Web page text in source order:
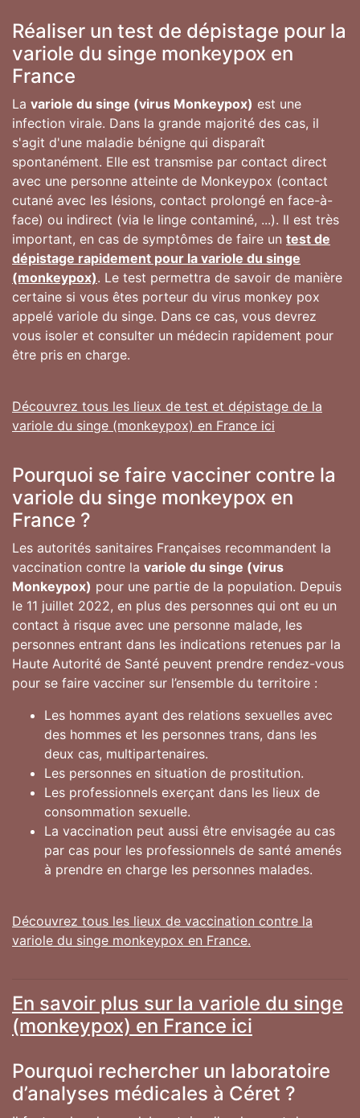
Réaliser un test de dépistage pour la
variole du singe monkeypox en
France
La variole du singe (virus Monkeypox) est une
infection virale. Dans la grande majorité des cas, il
s'agit d'une maladie bénigne qui disparaît
spontanément. Elle est transmise par contact direct
avec une personne atteinte de Monkeypox (contact
cutané avec les lésions, contact prolongé en face-à-
face) ou indirect (via le linge contaminé, ...). Il est très
important, en cas de symptômes de faire un test de
dépistage rapidement pour la variole du singe
(monkeypox). Le test permettra de savoir de manière
certaine si vous êtes porteur du virus monkey pox
appelé variole du singe. Dans ce cas, vous devrez
vous isoler et consulter un médecin rapidement pour
être pris en charge.
Découvrez tous les lieux de test et dépistage de la
variole du singe (monkeypox) en France ici
Pourquoi se faire vacciner contre la
variole du singe monkeypox en
France ?
Les autorités sanitaires Françaises recommandent la
vaccination contre la variole du singe (virus
Monkeypox) pour une partie de la population. Depuis
le 11 juillet 2022, en plus des personnes qui ont eu un
contact à risque avec une personne malade, les
personnes entrant dans les indications retenues par la
Haute Autorité de Santé peuvent prendre rendez-vous
pour se faire vacciner sur l’ensemble du territoire :
Les hommes ayant des relations sexuelles avec
des hommes et les personnes trans, dans les
deux cas, multipartenaires.
Les personnes en situation de prostitution.
Les professionnels exerçant dans les lieux de
consommation sexuelle.
La vaccination peut aussi être envisagée au cas
par cas pour les professionnels de santé amenés
à prendre en charge les personnes malades.
Découvrez tous les lieux de vaccination contre la
variole du singe monkeypox en France.
En savoir plus sur la variole du singe
(monkeypox) en France ici
Pourquoi rechercher un laboratoire
d’analyses médicales à Céret ?